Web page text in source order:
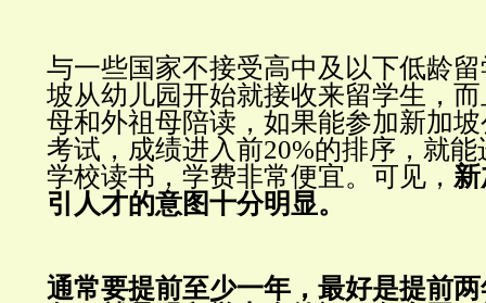
与一些国家不接受高中及以下低龄
坡从幼儿园开始就接收来留学生，
母和外祖母陪读，如果能参加新加
考试，成绩进入前20%的排序，就
学校读书，学费非常便宜。 可见，
引人才的意图十分明显。
通常要提前至少一年，最好是提前